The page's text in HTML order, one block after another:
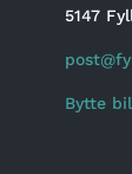
5147
Bytte